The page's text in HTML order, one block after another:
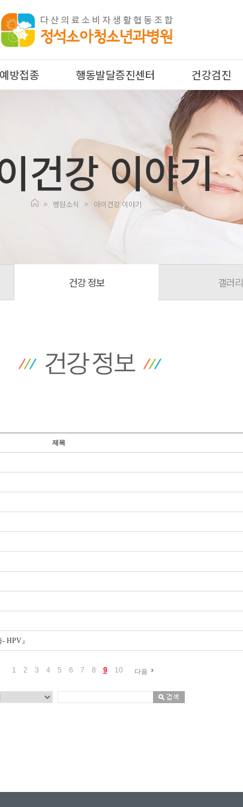
예방접종 행동발달증진센터 건강검진
건강 이야기
> 병원소식 > 아이건강 이야기
건강 정보 갤러리
제목
HPV』
1 2 3 4 5 6 7 8 9 10 다음